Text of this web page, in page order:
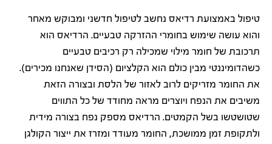
טיפול באמצועת רדיאס נחשב לטיפול חדשני ומבוקש מאחר
והוא עושה שימוש בחומרי ההזרקה טבעיים. הרדיאס הוא
תרכובת של חומר מילוי שמכילה רק רכיבים טבעיים
כשהדומיננטי מבין כולם הוא הקלציום (הסידן שאנחנו מכירים).
את החומר מזריקים לרוב לאזור של הלסת ובצורה הזאת
משיבים את הנפח ויוצרים מראה מחודד של כל התווים
שטושטשו בשל הקמטים. ‎הרדיאס מספק נפח בצורה מידית
ולתקופת זמן ממושכת, החומר מעודד ומזרז את ייצור הקולגן